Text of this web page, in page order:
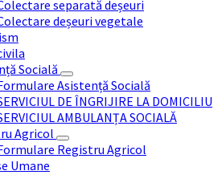
separată deșeuri
deșeuri vegetale
Socială
Asistență Socială
DE ÎNGRIJIRE LA DOMICILIU
AMBULANȚA SOCIALĂ
Agricol
Registru Agricol
Umane